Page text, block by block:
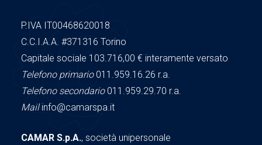
P.IVA IT00468620018
C.C.I.A.A. #371316 Torino
Capitale sociale 103.716,00 € interamente versato
Telefono primario011.959.16.26 r.a.
Telefono secondario011.959.29.70 r.a.
Mailinfo@camarspa.it
CAMAR S.p.A., società unipersonale